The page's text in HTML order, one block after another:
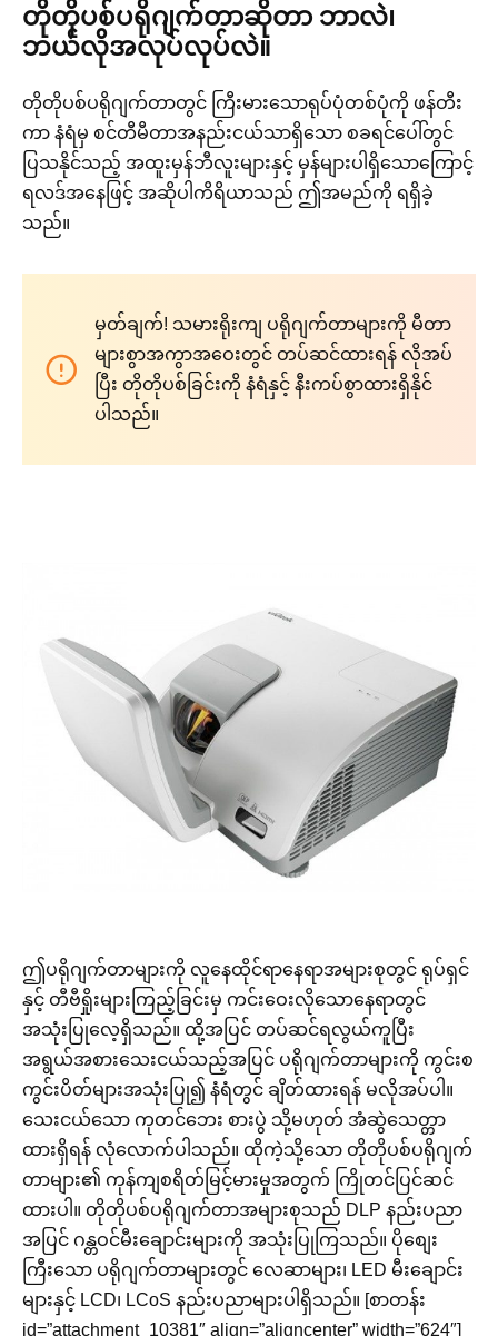
တိုတိုပစ်ပရိုဂျက်တာဆိုတာ ဘာလဲ၊
ဘယ်လိုအလုပ်လုပ်လဲ။
တိုတိုပစ်ပရိုဂျက်တာတွင် ကြီးမားသောရုပ်ပုံတစ်ပုံကို ဖန်တီး
ကာ နံရံမှ စင်တီမီတာအနည်းငယ်သာရှိသော စခရင်ပေါ်တွင်
ပြသနိုင်သည့် အထူးမှန်ဘီလူးများနှင့် မှန်များပါရှိသောကြောင့်
ရလဒ်အနေဖြင့် အဆိုပါကိရိယာသည် ဤအမည်ကို ရရှိခဲ့
သည်။
မှတ်ချက်! သမားရိုးကျ ပရိုဂျက်တာများကို မီတာ
များစွာအကွာအဝေးတွင် တပ်ဆင်ထားရန် လိုအပ်
ပြီး တိုတိုပစ်ခြင်းကို နံရံနှင့် နီးကပ်စွာထားရှိနိုင်
ပါသည်။
ဤပရိုဂျက်တာများကို လူနေထိုင်ရာနေရာအများစုတွင် ရုပ်ရှင်
နှင့် တီဗီရှိုးများကြည့်ခြင်းမှ ကင်းဝေးလိုသောနေရာတွင်
အသုံးပြုလေ့ရှိသည်။ ထို့အပြင် တပ်ဆင်ရလွယ်ကူပြီး
အရွယ်အစားသေးငယ်သည့်အပြင် ပရိုဂျက်တာများကို ကွင်းစ
ကွင်းပိတ်များအသုံးပြု၍ နံရံတွင် ချိတ်ထားရန် မလိုအပ်ပါ။
သေးငယ်သော ကုတင်ဘေး စားပွဲ သို့မဟုတ် အံဆွဲသေတ္တာ
ထားရှိရန် လုံလောက်ပါသည်။ ထိုကဲ့သို့သော တိုတိုပစ်ပရိုဂျက်
တာများ၏ ကုန်ကျစရိတ်မြင့်မားမှုအတွက် ကြိုတင်ပြင်ဆင်
ထားပါ။ တိုတိုပစ်ပရိုဂျက်တာအများစုသည် DLP နည်းပညာ
အပြင် ဂန္တဝင်မီးချောင်းများကို အသုံးပြုကြသည်။ ပိုစျေး
ကြီးသော ပရိုဂျက်တာများတွင် လေဆာများ၊ LED မီးချောင်း
များနှင့် LCD၊ LCoS နည်းပညာများပါရှိသည်။ [စာတန်း
id=”attachment_10381″ align=”aligncenter” width=”624″]